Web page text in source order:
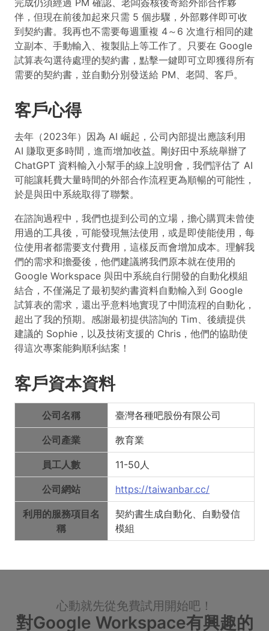
伴，但現在前後加起來只需 5 個步驟，外部夥伴即可收
到契約書。我再也不需要每週重複 4～6 次進行相同的建
立副本、手動輸入、複製貼上等工作了。只要在 Google
試算表勾選待處理的契約書，點擊一鍵即可立即獲得所有
需要的契約書，並自動分別發送給 PM、老闆、客戶。
客戶心得
去年（2023年）因為 AI 崛起，公司內部提出應該利用
AI 賺取更多時間，進而增加收益。剛好田中系統舉辦了
ChatGPT 資料輸入小幫手的線上說明會，我們評估了 AI
可能讓耗費大量時間的外部合作流程更為順暢的可能性，
於是與田中系統取得了聯繫。
在諮詢過程中，我們也提到公司的立場，擔心購買未曾使
用過的工具後，可能發現無法使用，或是即使能使用，每
位使用者都需要支付費用，這樣反而會增加成本。理解我
們的需求和擔憂後，他們建議將我們原本就在使用的
Google Workspace 與田中系統自行開發的自動化模組
結合，不僅滿足了最初契約書資料自動輸入到 Google
試算表的需求，還出乎意料地實現了中間流程的自動化，
超出了我的預期。感謝最初提供諮詢的 Tim、後續提供
建議的 Sophie，以及技術支援的 Chris，他們的協助使
得這次專案能夠順利結案！
客戶資本資料
公司名稱 臺灣各種吧股份有限公司
公司產業 教育業
員工人數 11-50人
公司網站 https://taiwanbar.cc/
利用的服務項目名
稱
契約書生成自動化、自動發信
模組
心動就先從免費試用開始吧！
對Google Workspace有興趣的